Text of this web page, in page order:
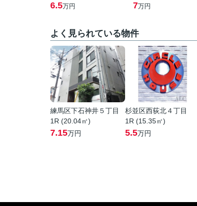
6.5万円 7万円
よく見られている物件
練馬区下石神井５丁目
1R (20.04㎡)
7.15万円
杉並区西荻北４丁目
1R (15.35㎡)
5.5万円